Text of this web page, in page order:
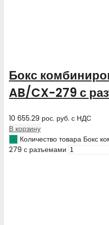
Бокс
AB/CX-279 с
10 655.29 рос. руб. с НДС
В корзину
Количество товара Бокс
279 с разъемами